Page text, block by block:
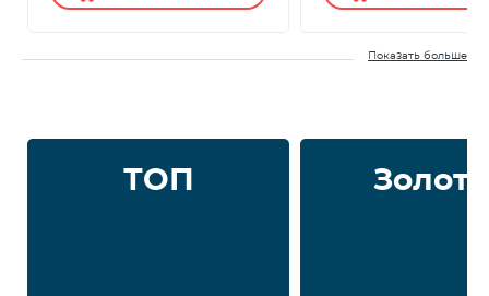
Показать больше
ТОП Золото